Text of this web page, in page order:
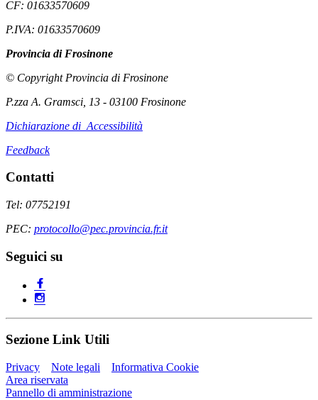
CF: 01633570609
P.IVA: 01633570609
Provincia di Frosinone
© Copyright Provincia di Frosinone
P.zza A. Gramsci, 13 - 03100 Frosinone
Dichiarazione di Accessibilità
Feedback
Contatti
Tel: 07752191
PEC: protocollo@pec.provincia.fr.it
Seguici su
Sezione Link Utili
Privacy Note legali
Informativa Cookie
Area riservata
Pannello di amministrazione